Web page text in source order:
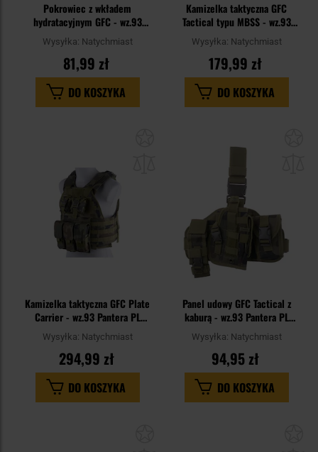
Pokrowiec z wkładem
hydratacyjnym GFC - wz.93
Pantera PL Woodland
Wysyłka: Natychmiast
81,99 zł
DO KOSZYKA
Kamizelka taktyczna GFC
Tactical typu MBSS - wz.93
Pantera PL Woodland
Wysyłka: Natychmiast
179,99 zł
DO KOSZYKA
Kamizelka taktyczna GFC Plate
Carrier - wz.93 Pantera PL
Woodland
Wysyłka: Natychmiast
294,99 zł
DO KOSZYKA
Panel udowy GFC Tactical z
kaburą - wz.93 Pantera PL
Woodland
Wysyłka: Natychmiast
94,95 zł
DO KOSZYKA